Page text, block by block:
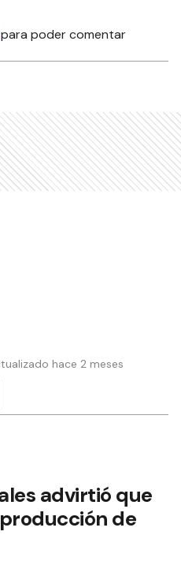
para poder comentar
hace 2 meses
advirtió que
de